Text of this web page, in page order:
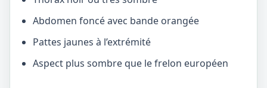
Abdomen foncé avec bande orangée
Pattes jaunes à l’extrémité
Aspect plus sombre que le frelon européen